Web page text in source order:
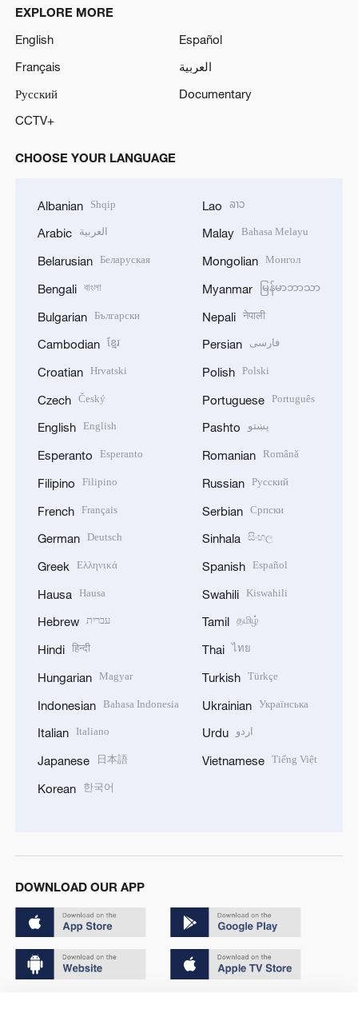
EXPLORE MORE
English
Español
Français
العربية
Русский
Documentary
CCTV+
CHOOSE YOUR LANGUAGE
Albanian Shqip
Arabic العربية
Belarusian Беларуская
Bengali বাংলা
Bulgarian Български
Cambodian ខ្មែរ
Croatian Hrvatski
Czech Český
English English
Esperanto Esperanto
Filipino Filipino
French Français
German Deutsch
Greek Ελληνικά
Hausa Hausa
Hebrew עברית
Hindi हिन्दी
Hungarian Magyar
Indonesian Bahasa Indonesia
Italian Italiano
Japanese 日本語
Korean 한국어
Lao ລາວ
Malay Bahasa Melayu
Mongolian Монгол
Myanmar မြန်မာဘာသာ
Nepali नेपाली
Persian فارسی
Polish Polski
Portuguese Português
Pashto پښتو
Romanian Română
Russian Русский
Serbian Српски
Sinhala සිංහල
Spanish Español
Swahili Kiswahili
Tamil தமிழ்
Thai ไทย
Turkish Türkçe
Ukrainian Українська
Urdu اردو
Vietnamese Tiếng Việt
DOWNLOAD OUR APP